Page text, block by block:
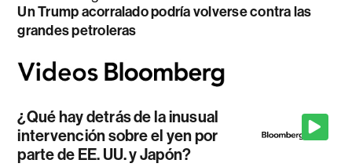
Un Trump acorralado podría volverse contra las
grandes petroleras
¿Qué hay detrás de la inusual
intervención sobre el yen por
parte de EE. UU. y Japón?